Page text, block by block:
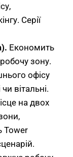
Серії
Економить
зону.
офісу
вітальні.
на двох
Tower